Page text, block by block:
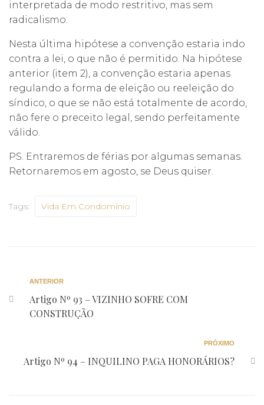
interpretada de modo restritivo, mas sem
radicalismo.
Nesta última hipótese a convenção estaria indo
contra a lei, o que não é permitido. Na hipótese
anterior (item 2), a convenção estaria apenas
regulando a forma de eleição ou reeleição do
síndico, o que se não está totalmente de acordo,
não fere o preceito legal, sendo perfeitamente
válido.
PS. Entraremos de férias por algumas semanas.
Retornaremos em agosto, se Deus quiser.
Tags: Vida Em Condomínio
ANTERIOR
Artigo Nº 93 – VIZINHO SOFRE COM
CONSTRUÇÃO
PRÓXIMO
Artigo Nº 94 – INQUILINO PAGA HONORÁRIOS?